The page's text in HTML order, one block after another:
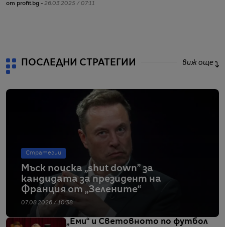
от profit.bg - 26.03.2025 / 07:11
ПОСЛЕДНИ СТРАТЕГИИ виж още
Стратегии
Мъск поиска „shut down” за
кандидата за президент на
Франция от „Зелените“
07.08.2026 / 10:38
„Еми“ и Световното по футбол